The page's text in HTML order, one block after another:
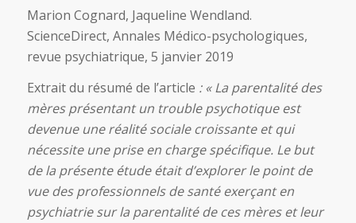
Marion Cognard, Jaqueline Wendland.
ScienceDirect, Annales Médico-psychologiques,
revue psychiatrique, 5 janvier 2019
Extrait du résumé de l’article : « La parentalité des
mères présentant un trouble psychotique est
devenue une réalité sociale croissante et qui
nécessite une prise en charge spécifique. Le but
de la présente étude était d’explorer le point de
vue des professionnels de santé exerçant en
psychiatrie sur la parentalité de ces mères et leur